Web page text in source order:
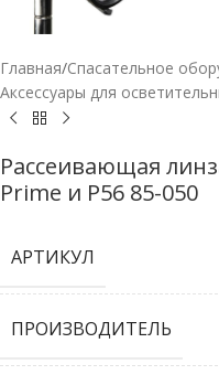
Главная/Спасательное
Аксессуары для
Рассеивающая
Prime и P56 85-050
АРТИКУЛ
ПРОИЗВОДИТЕЛЬ